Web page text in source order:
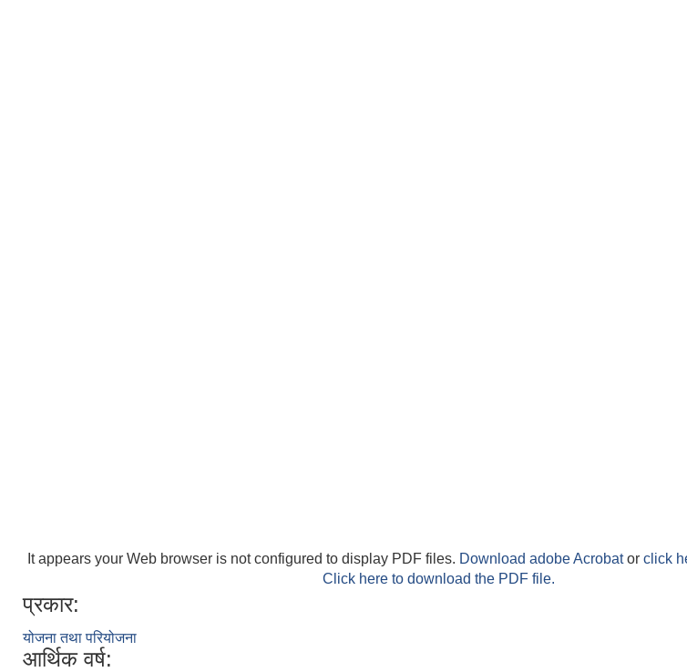
It appears your Web browser is not configured to display PDF files. Download adobe Acrobator click
Click here to download the PDF file.
प्रकार:
योजना तथा परियोजना
आर्थिक वर्ष: